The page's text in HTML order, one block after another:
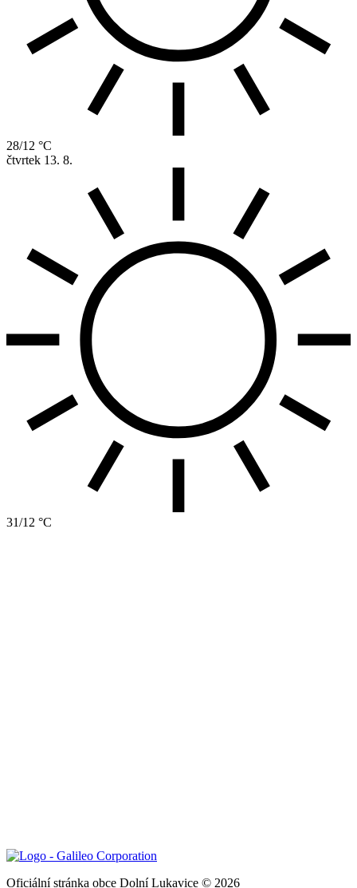
28/12 °C
čtvrtek 13. 8.
31/12 °C
Oficiální stránka obce Dolní Lukavice © 2026